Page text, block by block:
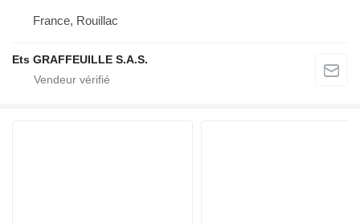
France, Rouillac
Ets GRAFFEUILLE S.A.S.